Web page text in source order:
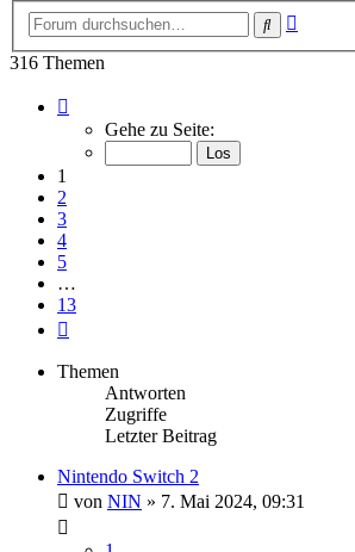
Suche
316 Themen
von
Gehe zu Seite:
1
2
3
4
5
…
13
Themen
Antworten
Zugriffe
Letzter Beitrag
Nintendo Switch 2
von NIN » 7. Mai 2024, 09:31